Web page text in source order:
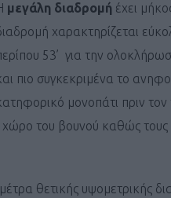
μεγάλη διαδρομή έχει
χαρακτηρίζεται
53’ για την
πιο συγκεκριμένα το
μονοπάτι πριν τον
του βουνού καθώς
θετικής υψομετρικής